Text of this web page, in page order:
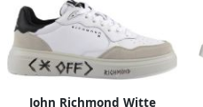
John Richmond Witte